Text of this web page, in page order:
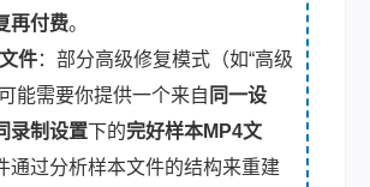
再付费。
件：部分高级修复模式（如“高级
能需要你提供一个来自 同一设
录制设置下的完好样本MP4文
通过分析样本文件的结构来重建